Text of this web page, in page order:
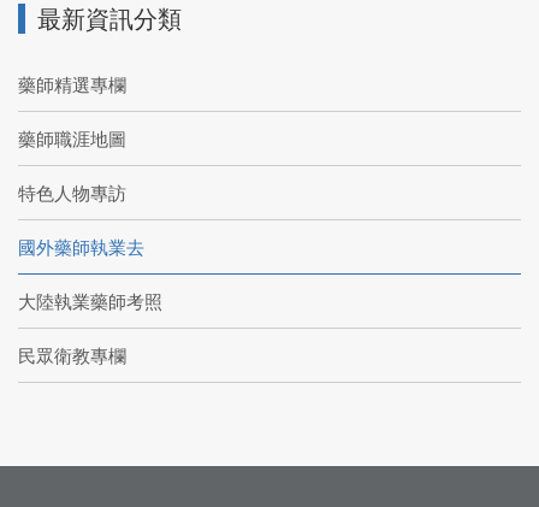
最新資訊分類
藥師精選專欄
藥師職涯地圖
特色人物專訪
國外藥師執業去
大陸執業藥師考照
民眾衛教專欄